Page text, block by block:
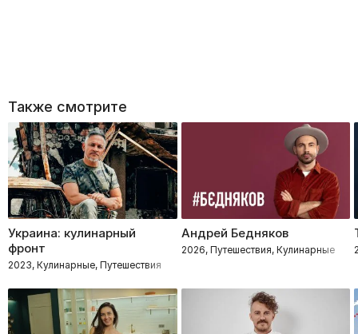
Также смотрите
Украина: кулинарный
фронт
2023, Кулинарные, Путешествия
Андрей Бедняков
2026, Путешествия, Кулинарные